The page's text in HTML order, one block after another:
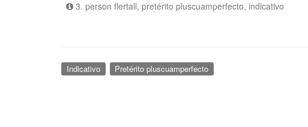
3. person flertall, pretérito pluscuamperfecto, indicativo
Indicativo Pretérito pluscuamperfecto